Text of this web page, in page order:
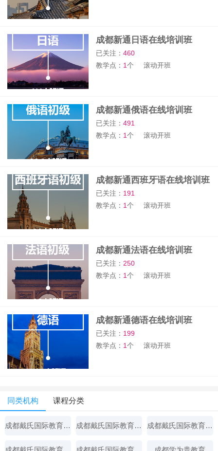
成都新通日语在线培训班
已关注：460
教学点： 1个 滚动开班
成都新通俄语在线培训班
已关注：491
教学点： 1个 滚动开班
成都新通西班牙语在线培训班
已关注： 191
教学点： 1个 滚动开班
成都新通法语在线培训班
已关注： 250
教学点： 1个 滚动开班
成都新通德语在线培训班
已关注： 199
教学点： 1个 滚动开班
同类机构 课程分类
成都戴氏国际教育辅导 成都戴氏国际教育辅导 成都戴氏国际教育辅导